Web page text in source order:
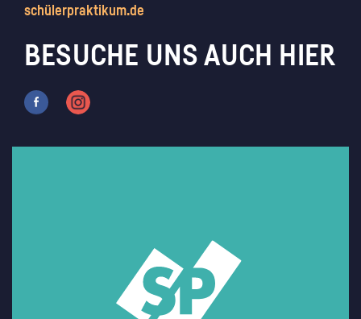
schülerpraktikum.de
BESUCHE UNS AUCH HIER